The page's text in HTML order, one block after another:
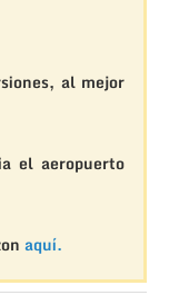
al mejor
el aeropuerto
aquí.